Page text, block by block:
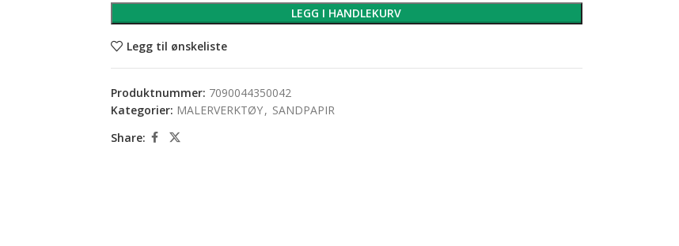
LEGG I HANDLEKURV
Legg til ønskeliste
Produktnummer: 7090044350042
Kategorier: MALERVERKTØY, SANDPAPIR
Share: